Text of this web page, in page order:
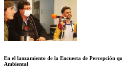
En el lanzamiento de la Encuesta de Percepción
Ambiental